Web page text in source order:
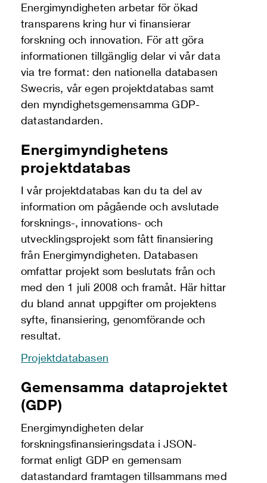
Energimyndigheten arbetar för ökad
transparens kring hur vi finansierar
forskning och innovation. För att göra
informationen tillgänglig delar vi vår data
via tre format: den nationella databasen
Swecris, vår egen projektdatabas samt
den myndighetsgemensamma GDP-
datastandarden.
Energimyndighetens
projektdatabas
I vår projektdatabas kan du ta del av
information om pågående och avslutade
forsknings-, innovations- och
utvecklingsprojekt som fått finansiering
från Energimyndigheten. Databasen
omfattar projekt som beslutats från och
med den 1 juli 2008 och framåt. Här hittar
du bland annat uppgifter om projektens
syfte, finansiering, genomförande och
resultat.
Projektdatabasen
Gemensamma dataprojektet
(GDP)
Energimyndigheten delar
forskningsfinansieringsdata i JSON-
format enligt GDP en gemensam
datastandard framtagen tillsammans med